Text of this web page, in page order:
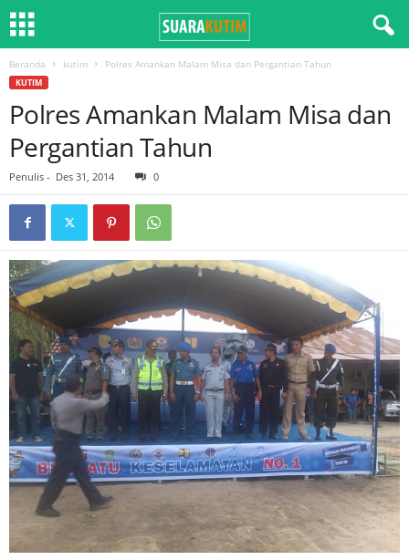
Beranda kutim Polres Amankan Malam Misa dan Pergantian Tahun
KUTIM
Polres Amankan Malam Misa dan
Pergantian Tahun
Penulis - Des 31, 2014 0